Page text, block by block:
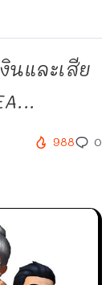
นและเสีย
988 0